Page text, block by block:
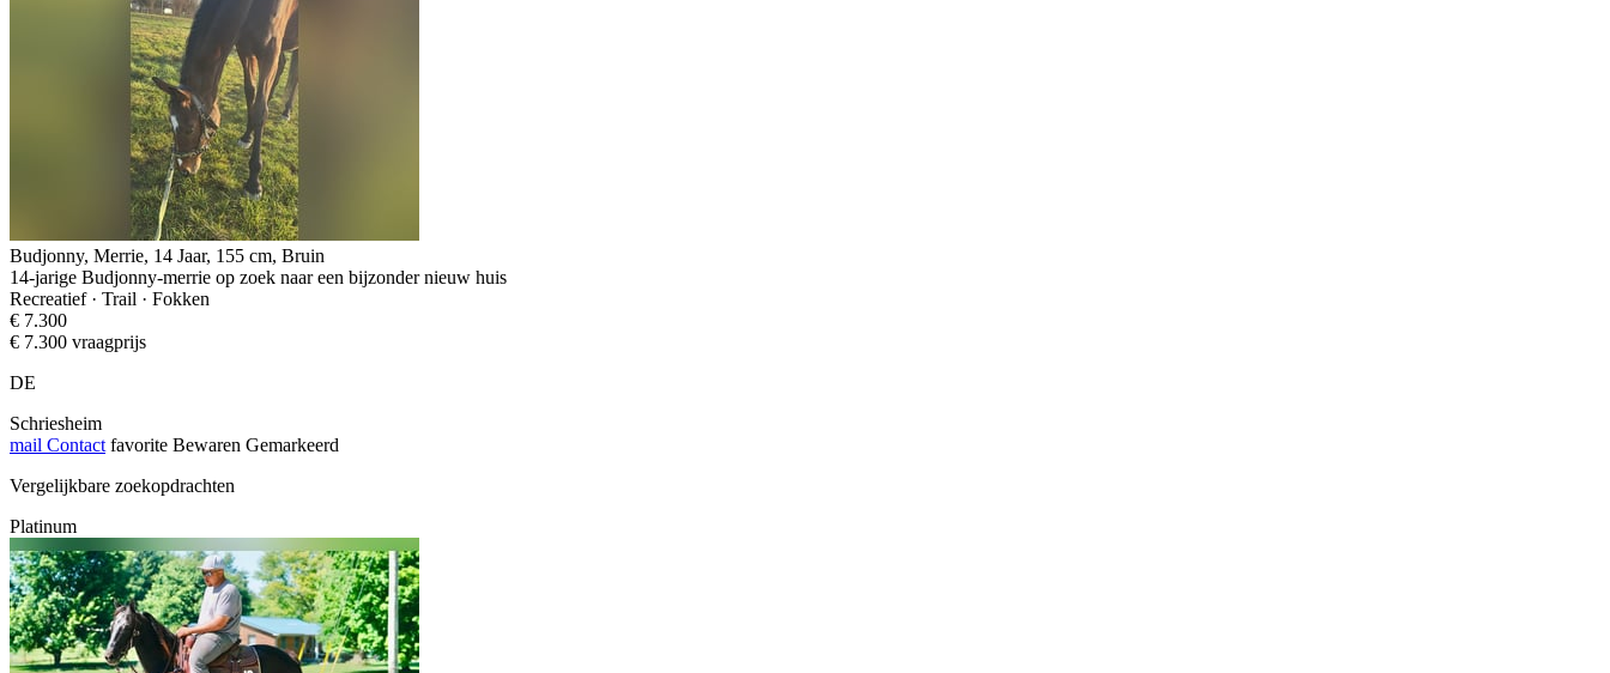
Budjonny, Merrie, 14 Jaar, 155 cm, Bruin
14-jarige Budjonny-merrie op zoek naar een bijzonder nieuw huis
Recreatief · Trail · Fokken
€ 7.300
€ 7.300 vraagprijs
DE
Schriesheim
mail Contact favorite Bewaren Gemarkeerd
Vergelijkbare zoekopdrachten
Platinum